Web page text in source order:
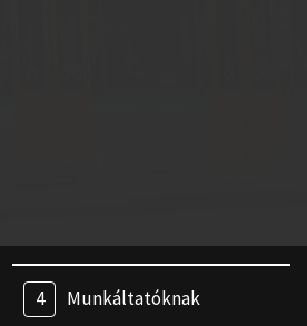
Munkáltatóknak